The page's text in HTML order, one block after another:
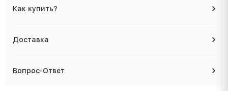
Как купить?
Доставка
Вопрос-Ответ